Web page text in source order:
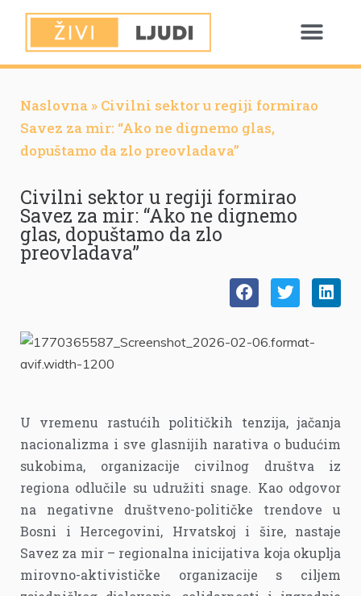
Naslovna » Civilni sektor u regiji formirao
Savez za mir: “Ako ne dignemo glas,
dopuštamo da zlo preovladava”
Civilni sektor u regiji formirao
Savez za mir: “Ako ne dignemo
glas, dopuštamo da zlo
preovladava”
U vremenu rastućih političkih tenzija, jačanja
nacionalizma i sve glasnijih narativa o budućim
sukobima, organizacije civilnog društva iz
regiona odlučile su udružiti snage. Kao odgovor
na negativne društveno-političke trendove u
Bosni i Hercegovini, Hrvatskoj i šire, nastaje
Savez za mir – regionalna inicijativa koja okuplja
mirovno-aktivističke organizacije s ciljem